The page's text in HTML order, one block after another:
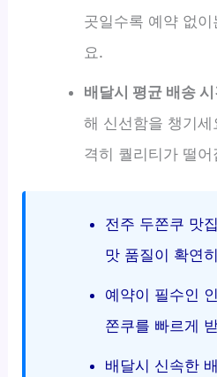
곳일수록 예약 없
요.
배달시 평균 배송
해 신선함을 챙기
격히 퀄리티가 떨어
전주 두쫀쿠 맛
맛 품질이 확연
예약이 필수인
쫀쿠를 빠르게
배달시 신속한